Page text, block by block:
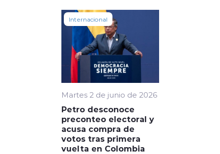
Internacional
Martes 2 de junio de 2026
Petro desconoce
preconteo electoral y
acusa compra de
votos tras primera
vuelta en Colombia